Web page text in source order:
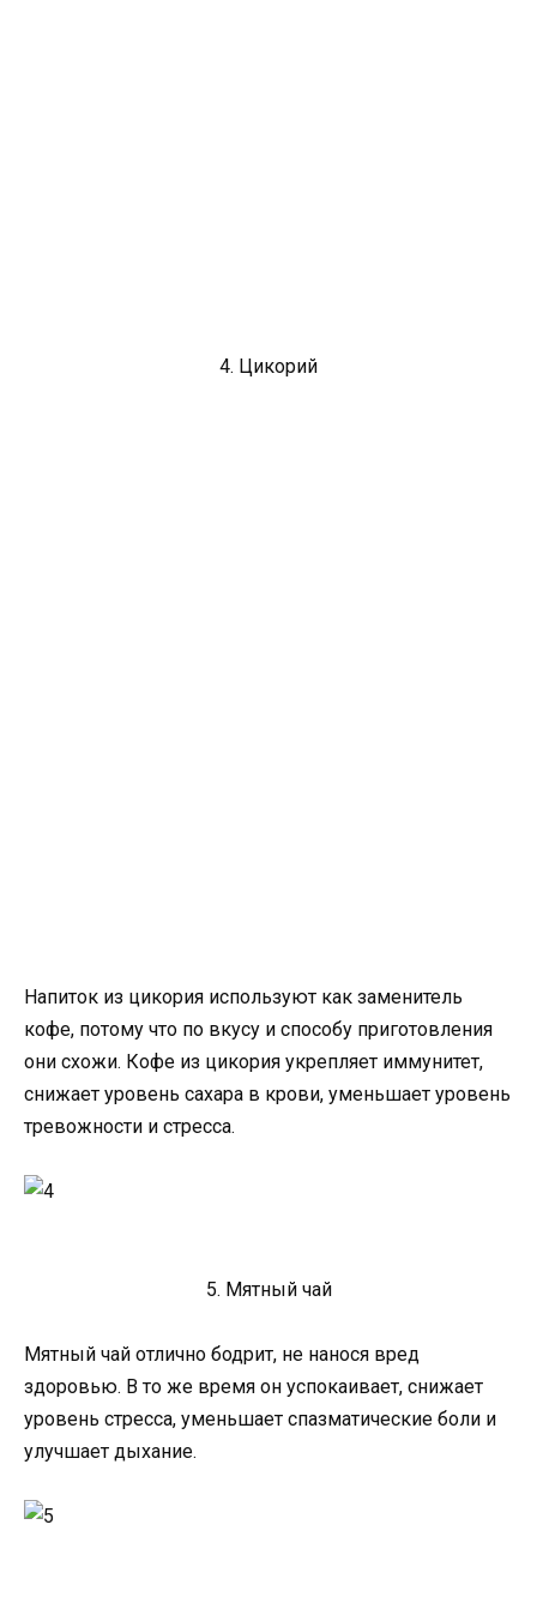
4. Цикорий
Напиток из цикория используют как заменитель
кофе, потому что по вкусу и способу приготовления
они схожи. Кофе из цикория укрепляет иммунитет,
снижает уровень сахара в крови, уменьшает уровень
тревожности и стресса.
5. Мятный чай
Мятный чай отлично бодрит, не нанося вред
здоровью. В то же время он успокаивает, снижает
уровень стресса, уменьшает спазматические боли и
улучшает дыхание.